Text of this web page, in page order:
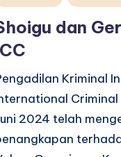
dan
Kriminal
2024 telah